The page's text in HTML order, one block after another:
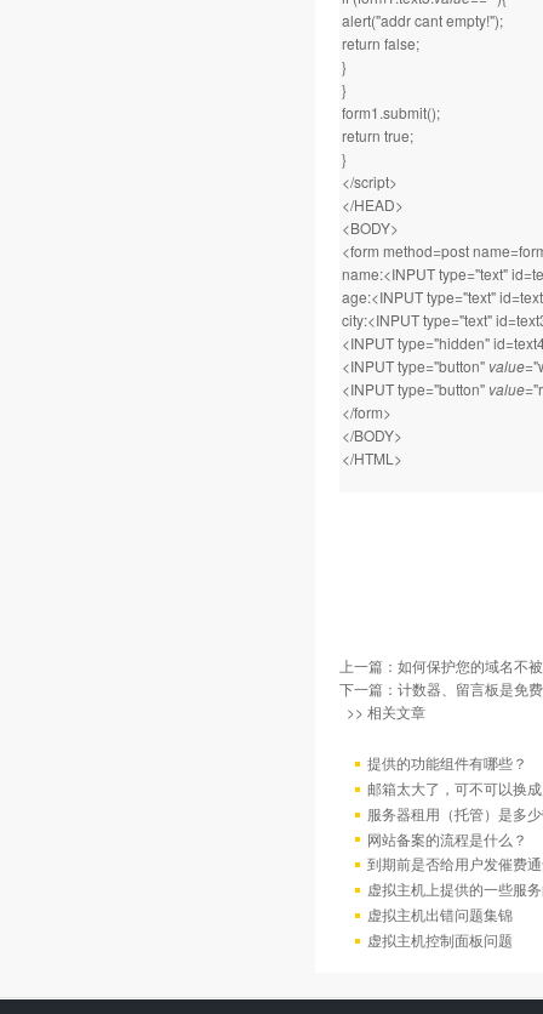
alert("addr cant empty!");
return false;
}
}
form1.submit();
return true;
}
</script>
</HEAD>
<BODY>
<form method=post
name:<INPUT type="text"
age:<INPUT type="text"
city:<INPUT type="text"
<INPUT type="hidden"
<INPUT type="button" value
<INPUT type="button" value
</form>
</BODY>
</HTML>
上一篇： 如何保护您的域名不
下一篇： 计数器、留言板是免
>> 相关文章
提供的功能组件有哪些？
邮箱太大了，可不可以换
服务器租用（托管）是多
网站备案的流程是什么？
到期前是否给用户发催费
虚拟主机上提供的一些服
虚拟主机出错问题集锦
虚拟主机控制面板问题